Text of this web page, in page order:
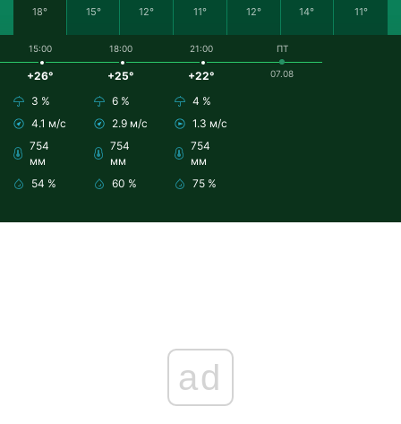
18° 15° 12° 11° 12° 14° 11°
15:00
+26°
3 %
4.1 м/с
754
мм
54 %
18:00
+25°
6 %
2.9 м/с
754
мм
60 %
21:00
+22°
4 %
1.3 м/с
754
мм
75 %
ПТ
07.08
ad